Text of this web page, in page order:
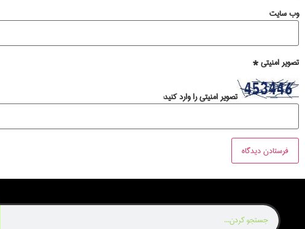
وب‌ سایت
تصویر امنیتی*
تصویر امنیتی را وارد کنید: